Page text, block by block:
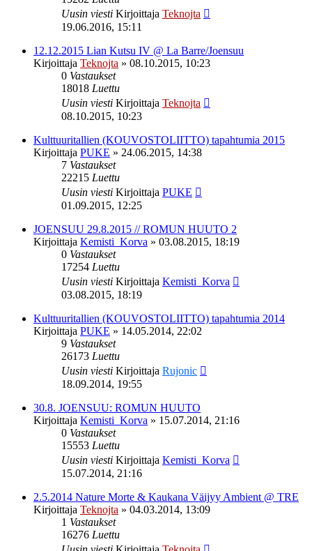
Uusin viesti Kirjoittaja Teknojta
19.06.2016, 15:11
12.12.2015 Lian Kutsu IV @ La Barre/Joensuu
Kirjoittaja Teknojta » 08.10.2015, 10:23
0 Vastaukset
18018 Luettu
Uusin viesti Kirjoittaja Teknojta
08.10.2015, 10:23
Kulttuuritallien (KOUVOSTOLIITTO) tapahtumia 2015
Kirjoittaja PUKE » 24.06.2015, 14:38
7 Vastaukset
22215 Luettu
Uusin viesti Kirjoittaja PUKE
01.09.2015, 12:25
JOENSUU 29.8.2015 // ROMUN HUUTO 2
Kirjoittaja Kemisti_Korva » 03.08.2015, 18:19
0 Vastaukset
17254 Luettu
Uusin viesti Kirjoittaja Kemisti_Korva
03.08.2015, 18:19
Kulttuuritallien (KOUVOSTOLIITTO) tapahtumia 2014
Kirjoittaja PUKE » 14.05.2014, 22:02
9 Vastaukset
26173 Luettu
Uusin viesti Kirjoittaja Rujonic
18.09.2014, 19:55
30.8. JOENSUU: ROMUN HUUTO
Kirjoittaja Kemisti_Korva » 15.07.2014, 21:16
0 Vastaukset
15553 Luettu
Uusin viesti Kirjoittaja Kemisti_Korva
15.07.2014, 21:16
2.5.2014 Nature Morte & Kaukana Väijyy Ambient @ TRE
Kirjoittaja Teknojta » 04.03.2014, 13:09
1 Vastaukset
16276 Luettu